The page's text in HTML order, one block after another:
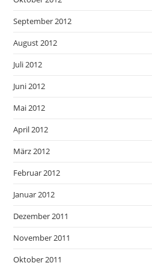
September 2012
August 2012
Juli 2012
Juni 2012
Mai 2012
April 2012
März 2012
Februar 2012
Januar 2012
Dezember 2011
November 2011
Oktober 2011